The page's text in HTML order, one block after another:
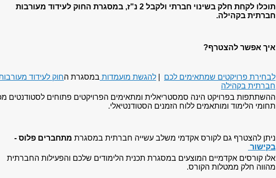
תוכלו לקחת חלק בשינוי חברתי ולקבל 2 נ"ז, במסגרת החוק לעידוד מעורבות
חברתית בקהילה.
איך אפשר להצטרף?
לבחירת פרויקטים שמתאימים לכם להגשת מועמדות במסגרת החוק לעידוד
חברתית בקהילה
ההשתתפות בפרויקט הינה סמסטריאלית ומתאימים הפרויקטים פתוחים לסטודנטים
תחומי הלימוד ומותאמים ללוח הזמנים הסטודנטיאלי.
ניתן להצטרף גם לקורס אקדמי משלב עשייה חברתית במסגרת מתחברים פלוס -
בקישור
אלו קורסים אקדמיים המוצעים במסגרת תכנית הלימודים שלכם והפעילות החברתית
מהווה חלק ממטלות הקורס.